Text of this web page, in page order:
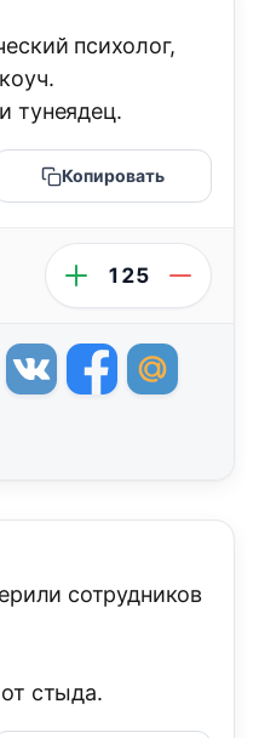
психолог,
тунеядец.
Копировать
125
сотрудников
стыда.